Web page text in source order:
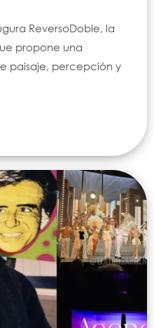
ReversoDoble, la
propone una
paisaje, percepción y